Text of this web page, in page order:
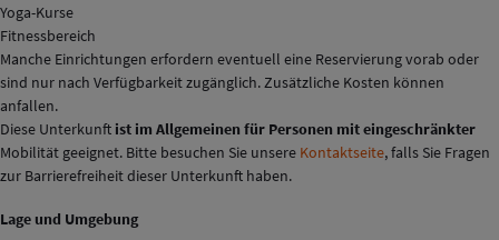
Yoga-Kurse
Fitnessbereich
Manche Einrichtungen erfordern eventuell eine Reservierung vorab oder
sind nur nach Verfügbarkeit zugänglich. Zusätzliche Kosten können
anfallen.
Diese Unterkunft ist im Allgemeinen für Personen mit eingeschränkter
Mobilität geeignet. Bitte besuchen Sie unsere Kontaktseite, falls Sie Fragen
zur Barrierefreiheit dieser Unterkunft haben.
Lage und Umgebung